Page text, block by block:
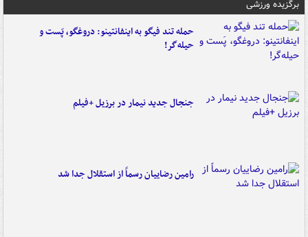
برگزیده ورزشی
حمله تند فیگو به اینفانتینو: دروغگو، پَست‌ و
حیله‌گر!
جنجال جدید نیمار در برزیل +فیلم
رامین رضاییان رسماً از استقلال جدا شد